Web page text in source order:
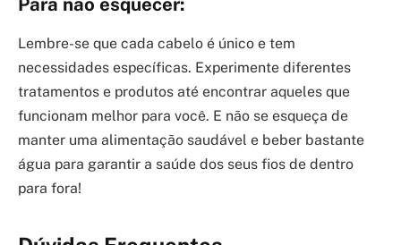
Para não esquecer:
Lembre-se que cada cabelo é único e tem
necessidades específicas. Experimente diferentes
tratamentos e produtos até encontrar aqueles que
funcionam melhor para você. E não se esqueça de
manter uma alimentação saudável e beber bastante
água para garantir a saúde dos seus fios de dentro
para fora!